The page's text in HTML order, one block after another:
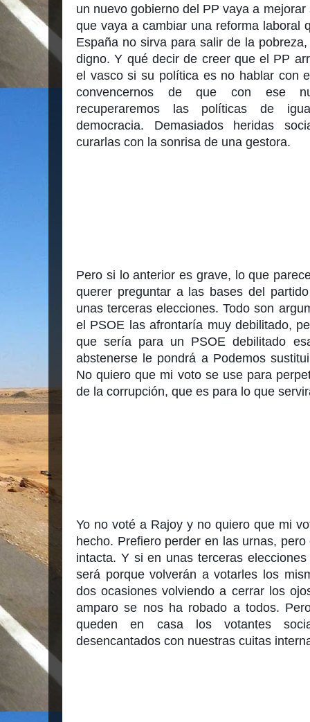
un nuevo gobierno del PP vaya a
que vaya a cambiar una reforma laboral
España no sirva para salir de la
digno. Y qué decir de creer que el PP
el vasco si su política es no hablar con
convencernos de que con ese
recuperaremos las políticas de
democracia. Demasiados heridas
curarlas con la sonrisa de una gestora.
Pero si lo anterior es grave, lo que
querer preguntar a las bases del
unas terceras elecciones. Todo son
el PSOE las afrontaría muy debilitado,
que sería para un PSOE debilitado
abstenerse le pondrá a Podemos
No quiero que mi voto se use para
de la corrupción, que es para lo que
Yo no voté a Rajoy y no quiero que mi
hecho. Prefiero perder en las urnas,
intacta. Y si en unas terceras
será porque volverán a votarles los
dos ocasiones volviendo a cerrar los
amparo se nos ha robado a todos.
queden en casa los votantes
desencantados con nuestras cuitas